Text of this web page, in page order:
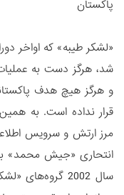
پاکستان
«لشکر طیبه» که اواخر
شد، هرگز دست به
و هرگز هیچ هدف
قرار نداده است. به
مرز ارتش و سرویس
سال 2002